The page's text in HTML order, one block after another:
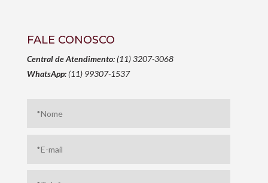
FALE CONOSCO
Central de Atendimento:(11) 3207-3068
WhatsApp:(11) 99307-1537